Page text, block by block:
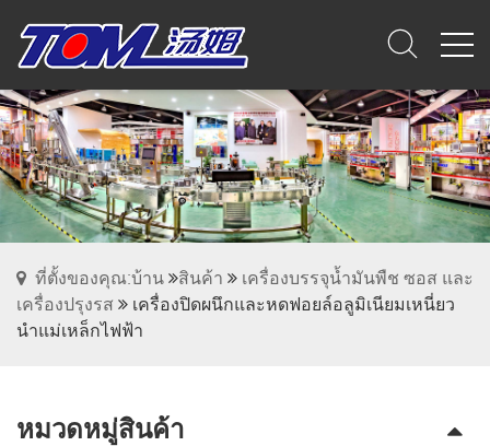
ที่ตั้งของคุณ:บ้าน สินค้า
เครื่องบรรจุน้ำมันพืช ซอส และ
เครื่องปรุงรส
เครื่องปิดผนึกและหดฟอยล์อลูมิเนียมเหนี่ยว
นำแม่เหล็กไฟฟ้า
หมวดหมู่สินค้า